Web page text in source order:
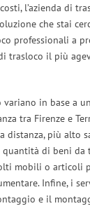
l’azienda di
che stai
professionali a
trasloco il più
in base a
tra Firenze e
distanza, più alto
quantità di beni
mobili o articoli
Infine, i
e il